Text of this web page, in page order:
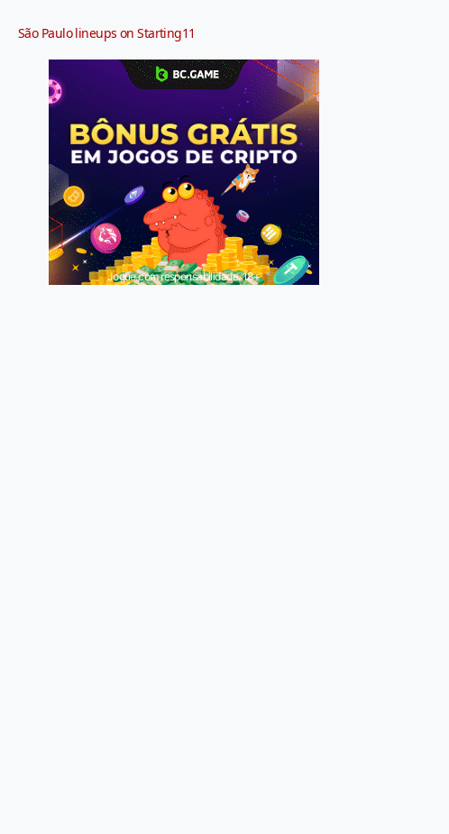
São Paulo lineups on Starting11
Jogue com responsabilidade. 18+